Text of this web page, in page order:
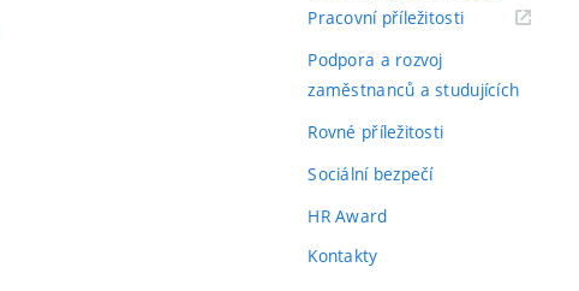
Pracovní příležitosti(externí
Podpora a rozvoj
zaměstnanců a studujících
Rovné příležitosti
Sociální bezpečí
HR Award
Kontakty